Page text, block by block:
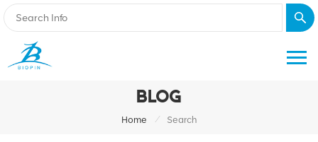
BLOG
Home / Search